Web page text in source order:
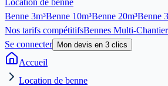
Location de benne
Benne 3m³Benne 10m³Benne 20m³Benne
Nos tarifs compétitifsBennes Multi-
Se connecter
Mon devis en 3 clics
Accueil
Location de benne